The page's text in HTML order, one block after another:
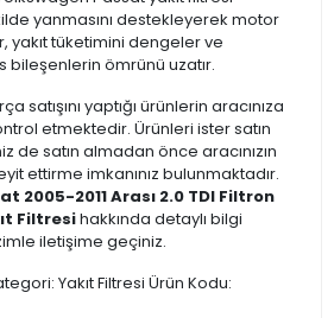
yanmasını destekleyerek motor
yakıt tüketimini dengeler ve
bileşenlerin ömrünü uzatır.
satışını yaptığı ürünlerin aracınıza
etmektedir. Ürünleri ister satın
de satın almadan önce aracınızın
ettirme imkanınız bulunmaktadır.
2005-2011 Arası 2.0 TDI Filtron
Filtresihakkında detaylı bilgi
iletişime geçiniz.
Yakıt Filtresi Ürün Kodu: